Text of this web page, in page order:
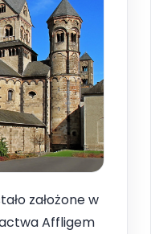
założone w
Affligem